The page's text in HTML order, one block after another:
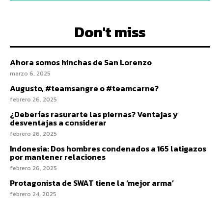
Don't miss
Ahora somos hinchas de San Lorenzo
marzo 6, 2025
Augusto, #teamsangre o #teamcarne?
febrero 26, 2025
¿Deberías rasurarte las piernas? Ventajas y
desventajas a considerar
febrero 26, 2025
Indonesia: Dos hombres condenados a 165 latigazos
por mantener relaciones
febrero 26, 2025
Protagonista de SWAT tiene la ‘mejor arma’
febrero 24, 2025